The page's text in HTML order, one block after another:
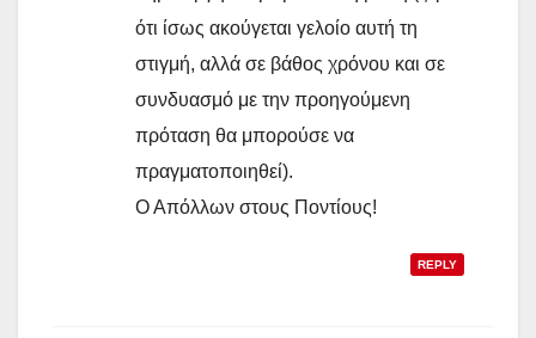
ότι ίσως ακούγεται γελοίο αυτή τη
στιγμή, αλλά σε βάθος χρόνου και σε
συνδυασμό με την προηγούμενη
πρόταση θα μπορούσε να
πραγματοποιηθεί).
Ο Απόλλων στους Ποντίους!
REPLY